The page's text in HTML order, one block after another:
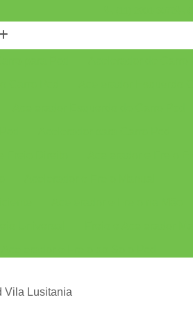
e Freio Solo
Vila Lusitania